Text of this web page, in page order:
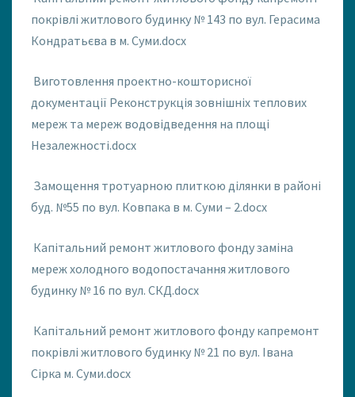
покрівлі житлового будинку № 143 по вул. Герасима
Кондратьєва в м. Суми.docx
Виготовлення проектно-кошторисної
документації Реконструкція зовнішніх теплових
мереж та мереж водовідведення на площі
Незалежності.docx
Замощення тротуарною плиткою ділянки в районі
буд. №55 по вул. Ковпака в м. Суми – 2.docx
Капітальний ремонт житлового фонду заміна
мереж холодного водопостачання житлового
будинку № 16 по вул. СКД.docx
Капітальний ремонт житлового фонду капремонт
покрівлі житлового будинку № 21 по вул. Івана
Сірка м. Суми.docx